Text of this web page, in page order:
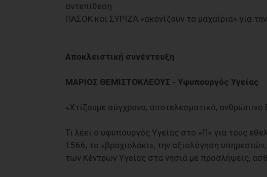
αντεπίθεση
ΠΑΣΟΚ και ΣΥΡΙΖΑ «ακονίζουν τα μαχαίρια» για
Αποκλειστική συνέντευξη
ΜΑΡΙΟΣ ΘΕΜΙΣΤΟΚΛΕΟΥΣ - Υφυπουργός Υγείας
«Χτίζουμε σύγχρονο, αποτελεσματικό, ανθρώπινο
Τι λέει ο υφυπουργός Υγείας στο «Π» για τους
1566, το «βραχιολάκι», την αξιολόγηση
των Κέντρων Υγείας στα νησιά με προσλήψεις,